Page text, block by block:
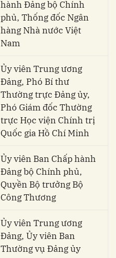
hành Đảng bộ Chính
phủ, Thống đốc Ngân
hàng Nhà nước Việt
Nam
Ủy viên Trung ương
Đảng, Phó Bí thư
Thường trực Đảng ủy,
Phó Giám đốc Thường
trực Học viện Chính trị
Quốc gia Hồ Chí Minh
Ủy viên Ban Chấp hành
Đảng bộ Chính phủ,
Quyền Bộ trưởng Bộ
Công Thương
Ủy viên Trung ương
Đảng, Ủy viên Ban
Thường vụ Đảng ủy